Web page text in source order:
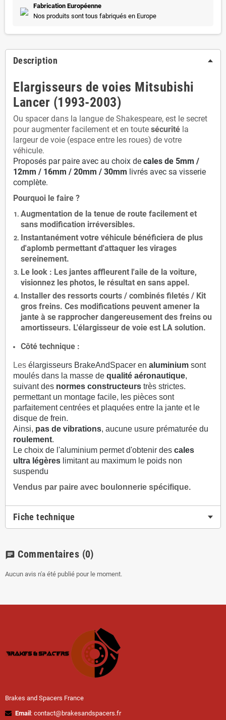
Fabrication Européenne
Nos produits sont tous fabriqués en Europe
Description
Elargisseurs de voies Mitsubishi
Lancer (1993-2003)
Ou spacer dans la langue de Shakespeare, est le secret
pour augmenter facilement et en toute sécurité la
largeur de voie (espace entre les roues) de votre
véhicule.
Proposés par paire avec au choix de cales de 5mm /
12mm / 16mm / 20mm / 30mm livrés avec sa visserie
complète.
Pourquoi le faire ?
Augmentation de la tenue de route facilement et
sans modification irréversibles.
Instantanément votre véhicule bénéficiera de plus
d'aplomb permettant d'attaquer les virages
sereinement.
Le look : Les jantes affleurent l'aile de la voiture,
visionnez les photos, le résultat en sans appel.
Installer des ressorts courts / combinés filetés / Kit
gros freins. Ces modifications peuvent amener la
jante à se rapprocher dangereusement des freins ou
amortisseurs. L'élargisseur de voie est LA solution.
Côté technique :
Les élargisseurs BrakeAndSpacer en aluminium sont
moulés dans la masse de qualité aéronautique,
suivant des normes constructeurs très strictes.
permettant un montage facile, les pièces sont
parfaitement centrées et plaquées entre la jante et le
disque de frein.
Ainsi, pas de vibrations, aucune usure prématurée du
roulement.
Le choix de l'aluminium permet d'obtenir des cales
ultra légères limitant au maximum le poids non
suspendu
Vendus par paire avec boulonnerie spécifique.
Fiche technique
chat Commentaires (0)
Aucun avis n'a été publié pour le moment.
Brakes and Spacers France
Email : contact@brakesandspacers.fr